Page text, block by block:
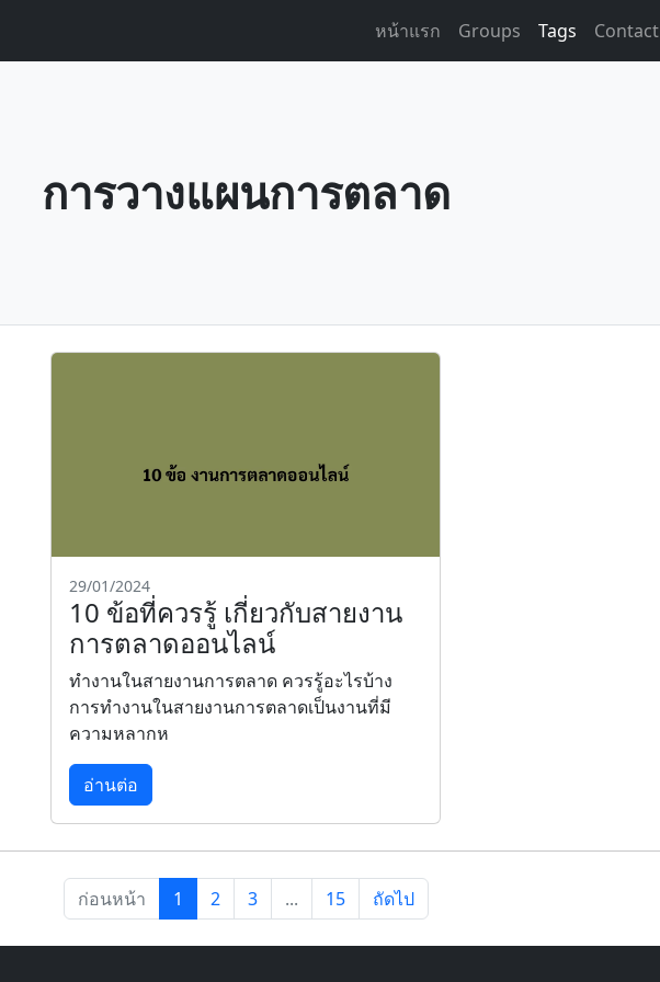
หน้าแรก Groups Tags Contact
การวางแผนการตลาด
29/01/2024
10 ข้อที่ควรรู้ เกี่ยวกับสายงาน
การตลาดออนไลน์
ทำงานในสายงานการตลาด ควรรู้อะไรบ้าง
การทำงานในสายงานการตลาดเป็นงานที่มี
ความหลากห
อ่านต่อ
ก่อนหน้า 1 2 3 ... 15 ถัดไป